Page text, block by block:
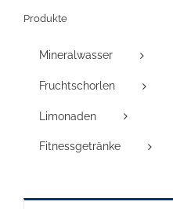
Produkte
Mineralwasser
Fruchtschorlen
Limonaden
Fitnessgetränke